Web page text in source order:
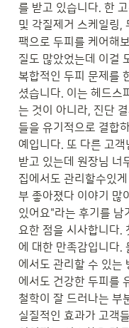
를 받고 있습니다. 한
및 각질제거 스케일링,
팩으로 두피를 케어해
질도 많았었는데 이걸
복합적인 두피 문제를
셨습니다. 이는 헤드스
는 것이 아니라, 진단
들을 유기적으로 결합
예입니다. 또 다른 고객
받고 있는데 원장님 너
집에서도 관리할수있
부 좋아졌다 이야기 많
있어요"라는 후기를 남
요한 점을 시사합니다.
에 대한 만족감입니다.
에서도 관리할 수 있는
에서도 건강한 두피를
철학이 잘 드러나는 부
실질적인 효과가 고객